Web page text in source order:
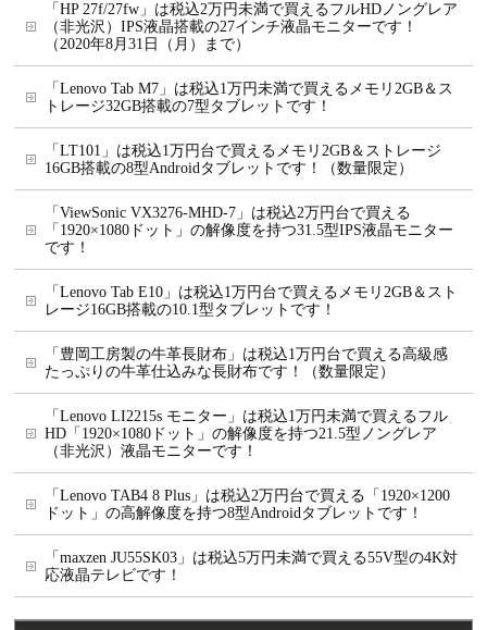
「HP 27f/27fw」は税込2万円未満で買えるフルHDノングレア
（非光沢）IPS液晶搭載の27インチ液晶モニターです！
（2020年8月31日（月）まで）
「Lenovo Tab M7」は税込1万円未満で買えるメモリ2GB＆ス
トレージ32GB搭載の7型タブレットです！
「LT101」は税込1万円台で買えるメモリ2GB＆ストレージ
16GB搭載の8型Androidタブレットです！（数量限定）
「ViewSonic VX3276-MHD-7」は税込2万円台で買える
「1920×1080ドット」の解像度を持つ31.5型IPS液晶モニター
です！
「Lenovo Tab E10」は税込1万円台で買えるメモリ2GB＆スト
レージ16GB搭載の10.1型タブレットです！
「豊岡工房製の牛革長財布」は税込1万円台で買える高級感
たっぷりの牛革仕込みな長財布です！（数量限定）
「Lenovo LI2215s モニター」は税込1万円未満で買えるフル
HD「1920×1080ドット」の解像度を持つ21.5型ノングレア
（非光沢）液晶モニターです！
「Lenovo TAB4 8 Plus」は税込2万円台で買える「1920×1200
ドット」の高解像度を持つ8型Androidタブレットです！
「maxzen JU55SK03」は税込5万円未満で買える55V型の4K対
応液晶テレビです！